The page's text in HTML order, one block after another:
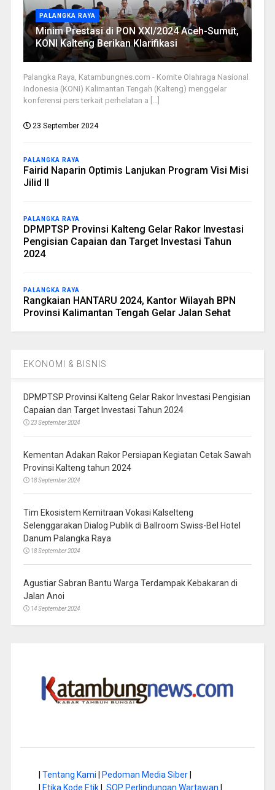
PALANGKA RAYA
Minim Prestasi di PON XXI/2024 Aceh-Sumut,
KONI Kalteng Berikan Klarifikasi
Palangka Raya, Katambungnes.com - Komite Olahraga Nasional
Indonesia (KONI) Kalimantan Tengah (Kalteng) menggelar
konferensi pers terkait perhelatan a [...]
23 September 2024
PALANGKA RAYA
Fairid Naparin Optimis Lanjukan Program Visi Misi
Jilid II
PALANGKA RAYA
DPMPTSP Provinsi Kalteng Gelar Rakor Investasi
Pengisian Capaian dan Target Investasi Tahun
2024
PALANGKA RAYA
Rangkaian HANTARU 2024, Kantor Wilayah BPN
Provinsi Kalimantan Tengah Gelar Jalan Sehat
EKONOMI & BISNIS
DPMPTSP Provinsi Kalteng Gelar Rakor Investasi Pengisian
Capaian dan Target Investasi Tahun 2024
23 September 2024
Kementan Adakan Rakor Persiapan Kegiatan Cetak Sawah
Provinsi Kalteng tahun 2024
18 September 2024
Tim Ekosistem Kemitraan Vokasi Kalselteng
Selenggarakan Dialog Publik di Ballroom Swiss-Bel Hotel
Danum Palangka Raya
18 September 2024
Agustiar Sabran Bantu Warga Terdampak Kebakaran di
Jalan Anoi
14 September 2024
Tentang Kami Pedoman Media Siber|
Etika Kode Etik| SOP Perlindungan Wartawan